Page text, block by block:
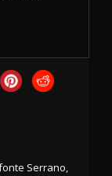
Serrano,